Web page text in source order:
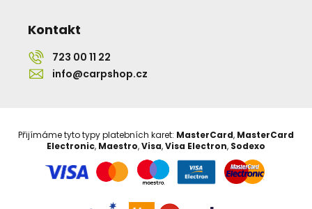
Kontakt
723 00 11 22
info@carpshop.cz
Přijímáme tyto typy platebních karet: MasterCard, MasterCard
Electronic, Maestro,Visa,Visa Electron, Sodexo